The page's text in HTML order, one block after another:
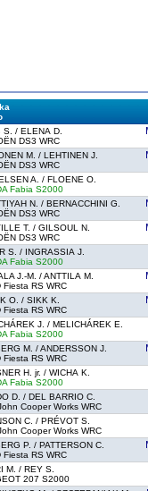
S. / ELENA D.
DS3 WRC
M. / LEHTINEN J.
DS3 WRC
A. / FLOENE O.
Fabia S2000
N. / BERNACCHINI G.
DS3 WRC
T. / GILSOUL N.
DS3 WRC
S. / INGRASSIA J.
Fabia S2000
J.-M. / ANTTILA M.
Fiesta RS WRC
O. / SIKK K.
Fiesta RS WRC
J. / MELICHÁREK E.
Fabia S2000
M. / ANDERSSON J.
Fiesta RS WRC
H. jr. / WICHA K.
Fabia S2000
D. / DEL BARRIO C.
Cooper Works WRC
C. / PRÉVOT S.
Cooper Works WRC
P. / PATTERSON C.
Fiesta RS WRC
M. / REY S.
207 S2000